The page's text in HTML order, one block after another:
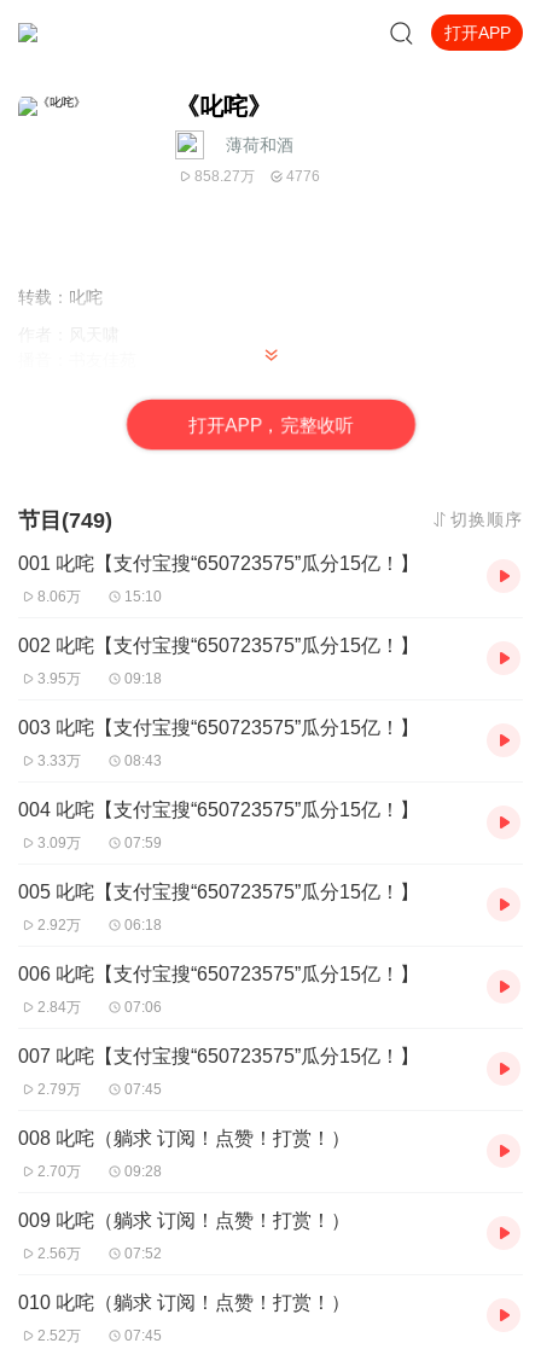
打开APP
《叱咤》
_薄荷和酒
858.27万 4776
转载：叱咤
雷霆一怒，风云变色，此为叱咤
一场场惊心动魄的生死磨炼,一道道难以挣扎的人性诱惑 当风云散尽,
咤
打开APP，完整收听
节目(749) 切换顺序
001 叱咤【支付宝搜“650723575”瓜分15亿！】
8.06万 15:10
002 叱咤【支付宝搜“650723575”瓜分15亿！】
3.95万 09:18
003 叱咤【支付宝搜“650723575”瓜分15亿！】
3.33万 08:43
004 叱咤【支付宝搜“650723575”瓜分15亿！】
3.09万 07:59
005 叱咤【支付宝搜“650723575”瓜分15亿！】
2.92万 06:18
006 叱咤【支付宝搜“650723575”瓜分15亿！】
2.84万 07:06
007 叱咤【支付宝搜“650723575”瓜分15亿！】
2.79万 07:45
008 叱咤（躺求 订阅！点赞！打赏！）
2.70万 09:28
009 叱咤（躺求 订阅！点赞！打赏！）
2.56万 07:52
010 叱咤（躺求 订阅！点赞！打赏！）
2.52万 07:45